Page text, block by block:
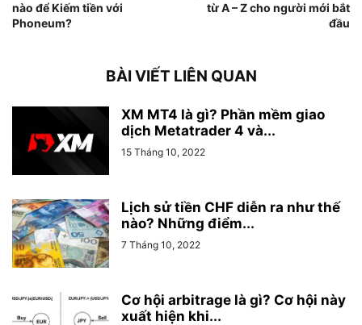
nào để Kiếm tiền với
Phoneum?
từ A – Z cho người mới bắt
đầu
BÀI VIẾT LIÊN QUAN
XM MT4 là gì? Phần mềm giao
dịch Metatrader 4 và...
15 Tháng 10, 2022
Lịch sử tiền CHF diễn ra như thế
nào? Những điểm...
7 Tháng 10, 2022
Cơ hội arbitrage là gì? Cơ hội này
xuất hiện khi...